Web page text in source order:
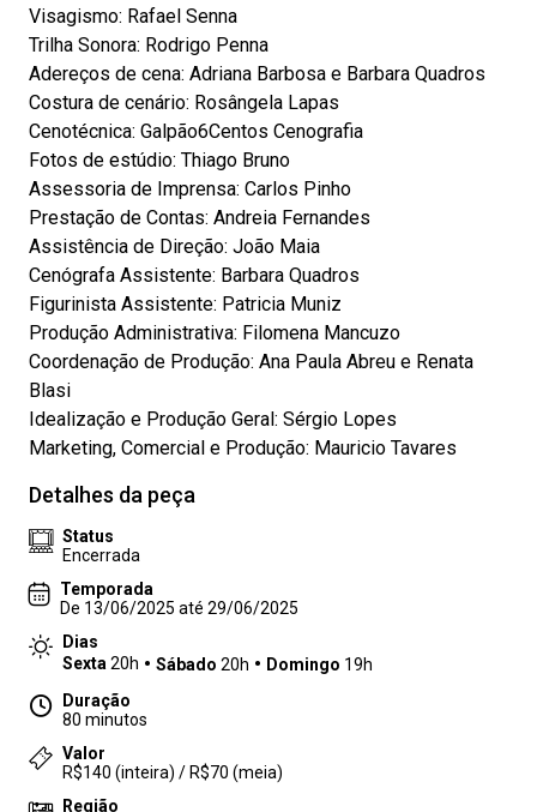
Visagismo: Rafael Senna
Trilha Sonora: Rodrigo Penna
Adereços de cena: Adriana Barbosa e Barbara Quadros
Costura de cenário: Rosângela Lapas
Cenotécnica: Galpão6Centos Cenografia
Fotos de estúdio: Thiago Bruno
Assessoria de Imprensa: Carlos Pinho
Prestação de Contas: Andreia Fernandes
Assistência de Direção: João Maia
Cenógrafa Assistente: Barbara Quadros
Figurinista Assistente: Patricia Muniz
Produção Administrativa: Filomena Mancuzo
Coordenação de Produção: Ana Paula Abreu e Renata
Blasi
Idealização e Produção Geral: Sérgio Lopes
Marketing, Comercial e Produção: Mauricio Tavares
Detalhes da peça
Status
Encerrada
Temporada
De 13/06/2025 até 29/06/2025
Dias
Sexta 20h Sábado 20h Domingo 19h
Duração
80 minutos
Valor
R$140 (inteira) / R$70 (meia)
Região